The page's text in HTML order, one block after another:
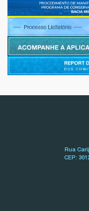
Rua
CEP: